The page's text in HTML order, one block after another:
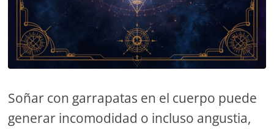
Soñar con garrapatas en el cuerpo puede
generar incomodidad o incluso angustia,